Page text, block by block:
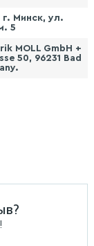
Минск, ул.
5
MOLL GmbH +
50, 96231 Bad